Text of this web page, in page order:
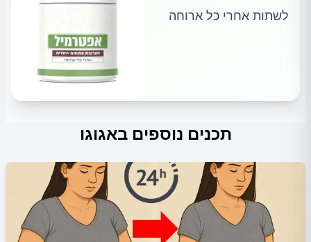
לשתות אחרי כל ארוחה
תכנים נוספים באגוגו